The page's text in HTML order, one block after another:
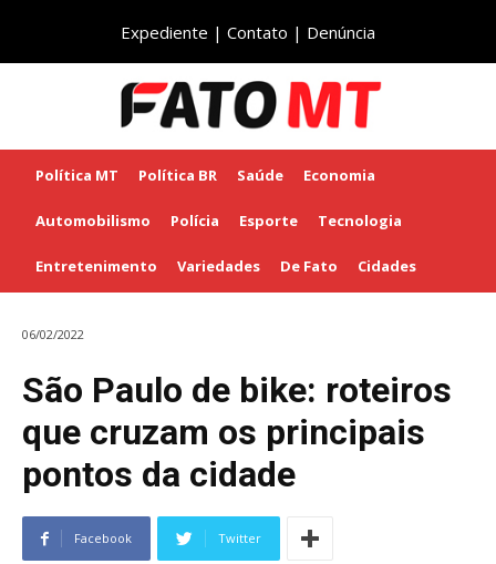
Expediente | Contato | Denúncia
Política MT Política BR Saúde Economia
Automobilismo Polícia Esporte Tecnologia
Entretenimento Variedades De Fato Cidades
06/02/2022
São Paulo de bike: roteiros
que cruzam os principais
pontos da cidade
Facebook Twitter